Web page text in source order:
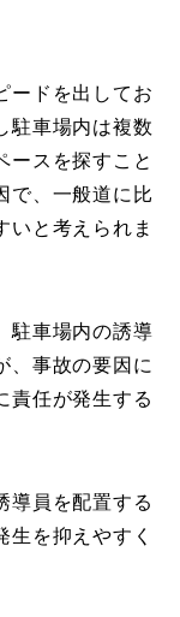
ードを出してお
駐車場内は複数
ースを探すこと
で、一般道に比
いと考えられま
駐車場内の誘導
、事故の要因に
責任が発生する
導員を配置する
生を抑えやすく